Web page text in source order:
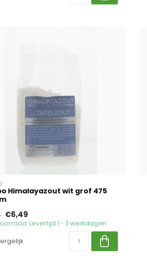
Himalayazout wit grof 475
€6,49
Levertijd 1 - 3 werkdagen